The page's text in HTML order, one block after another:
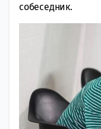
собеседник.